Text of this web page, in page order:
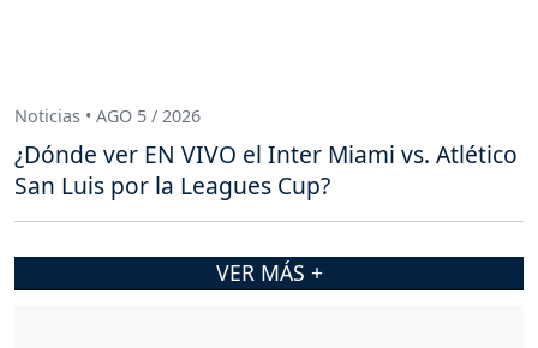
Noticias • AGO 5 / 2026
¿Dónde ver EN VIVO el Inter Miami vs. Atlético
San Luis por la Leagues Cup?
VER MÁS +